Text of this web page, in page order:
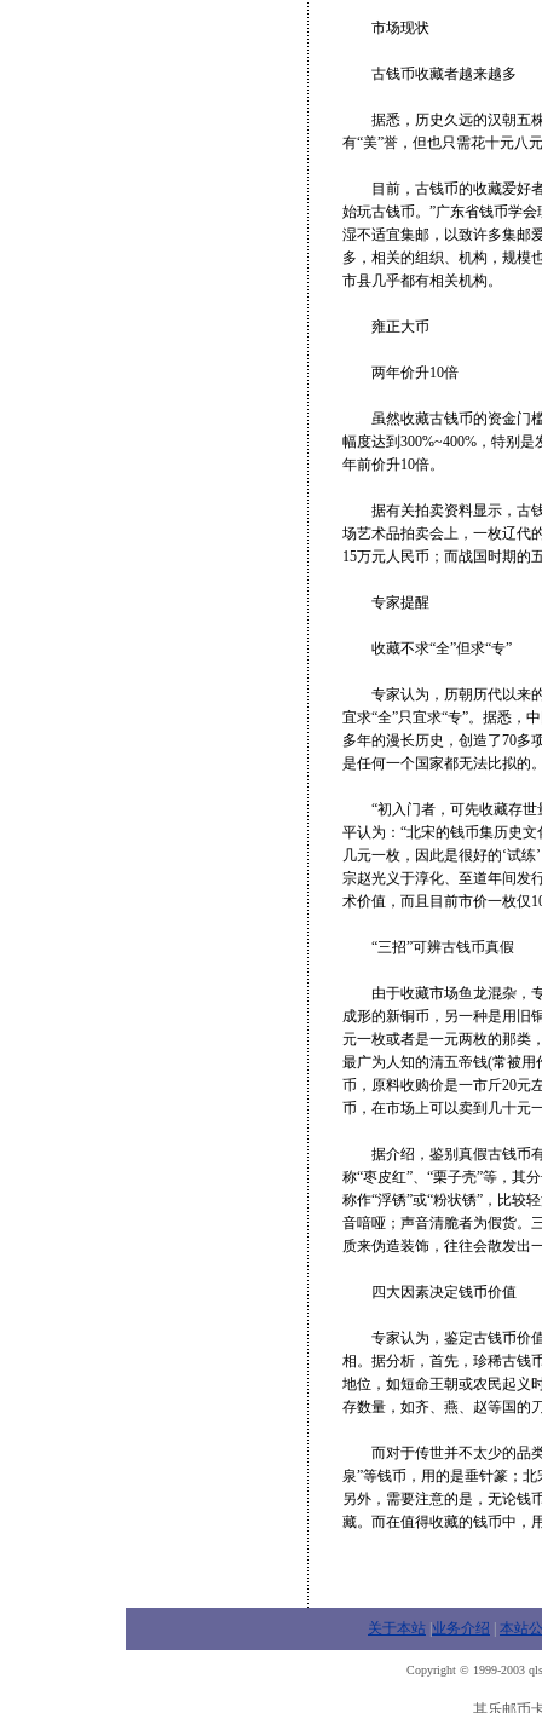
市场现状
古钱币收藏者越来越多
据悉，历史久远的汉朝五株
有“美”誉，但也只需花十元
目前，古钱币的收藏爱好者
始玩古钱币。”广东省钱币学
湿不适宜集邮，以致许多集邮
多，相关的组织、机构，规模
市县几乎都有相关机构。
雍正大币
两年价升10倍
虽然收藏古钱币的资金门槛
幅度达到300%~400%，特别
年前价升10倍。
据有关拍卖资料显示，古钱
场艺术品拍卖会上，一枚辽代
15万元人民币；而战国时期的
专家提醒
收藏不求“全”但求“专”
专家认为，历朝历代以来的
宜求“全”只宜求“专”。据悉，
多年的漫长历史，创造了70多
是任何一个国家都无法比拟的
“初入门者，可先收藏存世
平认为：“北宋的钱币集历史
几元一枚，因此是很好的‘试
宗赵光义于淳化、至道年间发
术价值，而且目前市价一枚仅
“三招”可辨古钱币真假
由于收藏市场鱼龙混杂，专
成形的新铜币，另一种是用旧
元一枚或者是一元两枚的那类
最广为人知的清五帝钱(常被用
币，原料收购价是一市斤20元
币，在市场上可以卖到几十元
据介绍，鉴别真假古钱币有
称“枣皮红”、“栗子壳”等，其
称作“浮锈”或“粉状锈”，比较
音喑哑；声音清脆者为假货。
质来伪造装饰，往往会散发出
四大因素决定钱币价值
专家认为，鉴定古钱币价值
相。据分析，首先，珍稀古钱
地位，如短命王朝或农民起义
存数量，如齐、燕、赵等国的
而对于传世并不太少的品类
泉”等钱币，用的是垂针篆；
另外，需要注意的是，无论钱
藏。而在值得收藏的钱币中，
关于本站 业务介绍 本站
Copyright © 1999-2003
其乐邮币